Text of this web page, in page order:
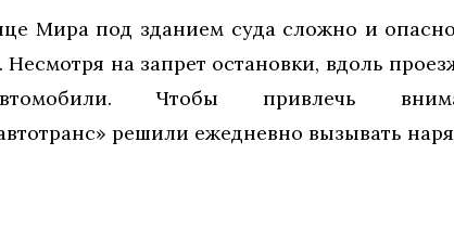
Мира под зданием суда сложно и
на запрет остановки, вдоль
Чтобы привлечь
решили ежедневно вызывать